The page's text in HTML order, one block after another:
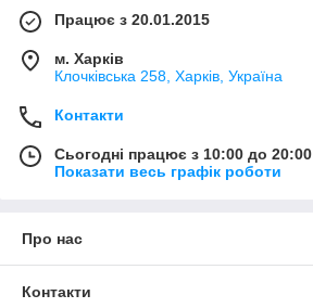
Працює з 20.01.2015
м. Харків
Клочкiвська 258, Харків, Україна
Контакти
Сьогодні працює з 10:00 до 20:00
Показати весь графік роботи
Про нас
Контакти